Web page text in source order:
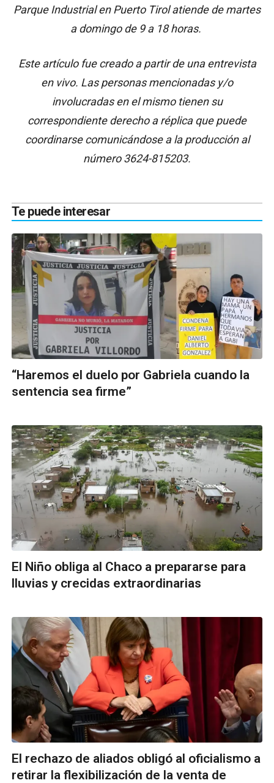
Parque Industrial en Puerto Tirol atiende de martes
a domingo de 9 a 18 horas.
Este artículo fue creado a partir de una entrevista
en vivo. Las personas mencionadas y/o
involucradas en el mismo tienen su
correspondiente derecho a réplica que puede
coordinarse comunicándose a la producción al
número 3624-815203.
Te puede interesar
“Haremos el duelo por Gabriela cuando la
sentencia sea firme”
El Niño obliga al Chaco a prepararse para
lluvias y crecidas extraordinarias
El rechazo de aliados obligó al oficialismo a
retirar la flexibilización de la venta de